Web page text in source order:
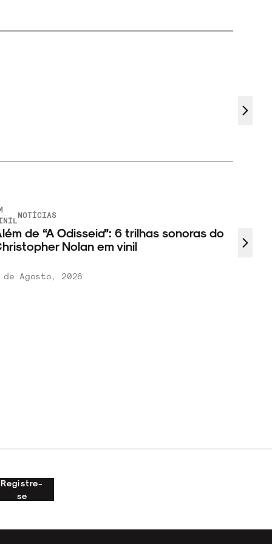
NOTÍCIAS
de “A Odisseia”: 6 trilhas sonoras do
Nolan em vinil
de Agosto, 2026
Registre-
se